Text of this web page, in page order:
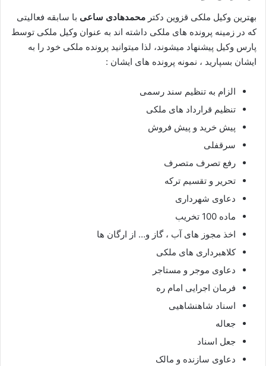
بهترین وکیل ملکی قزوین دکتر محمدهادی ساعی با سابقه فعالیتی
که در زمینه پرونده های ملکی داشته اند به عنوان وکیل ملکی توسط
پارس وکیل پیشنهاد میشوند، لذا میتوانید پرونده ملکی خود را به
ایشان بسپارید ، نمونه پرونده های ایشان :
الزام به تنظیم سند رسمی
تنظیم قرارداد های ملکی
پیش خرید و پیش فروش
سرقفلی
رفع تصرف متصرف
تحریر و تقسیم ترکه
دعاوی شهرداری
ماده 100 تخریب
اخذ مجوز های آب ، گاز و… از ارگان ها
کلاهبرداری های ملکی
دعاوی موجر و مستاجر
فرمان اجرایی امام ره
اسناد شاهنشاهیی
جعاله
جعل اسناد
دعاوی سازنده و مالک